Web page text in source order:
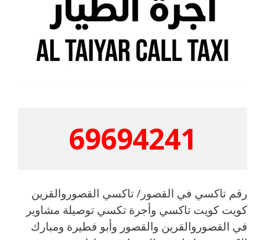
69694241
رقم تاكسي في القصور/ تاكسي القصوروالقرين
كويت كويت تاكسي وأجرة تكسي توصيلة مشاوير
في القصوروالقرين والقصور وأبو فطيرة ومبارك